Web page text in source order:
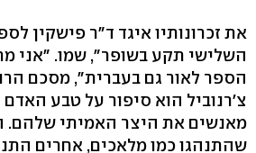
את זכרונותיו איגד ד"ר פישקין
השלישי תקע בשופר", שמו. "אני
הספר לאור גם בעברית", מסכם
צ'רנוביל הוא סיפור על טבע
מאנשים את היצר האמיתי שלהם.
שהתנהגו כמו מלאכים, אחרים